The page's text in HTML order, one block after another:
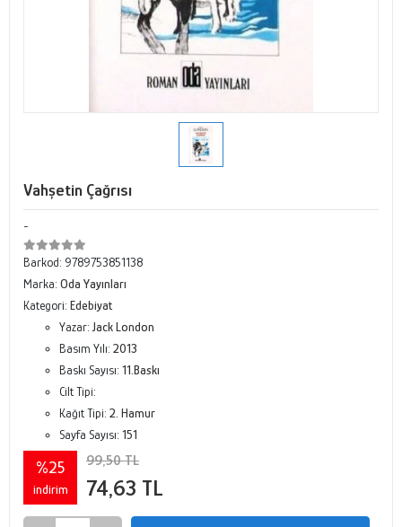
Vahşetin Çağrısı
-
Barkod: 9789753851138
Marka: Oda Yayınları
Kategori: Edebiyat
Yazar: Jack London
Basım Yılı: 2013
Baskı Sayısı: 11.Baskı
Cilt Tipi:
Kağıt Tipi: 2. Hamur
Sayfa Sayısı: 151
%25
indirim
99,50 TL
74,63 TL